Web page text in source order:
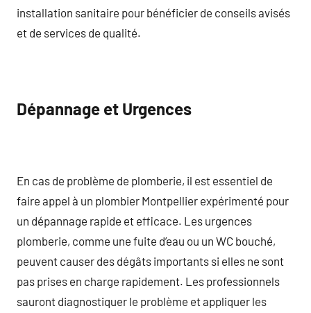
installation sanitaire pour bénéficier de conseils avisés
et de services de qualité.
Dépannage et Urgences
En cas de problème de plomberie, il est essentiel de
faire appel à un plombier Montpellier expérimenté pour
un dépannage rapide et efficace. Les urgences
plomberie, comme une fuite d’eau ou un WC bouché,
peuvent causer des dégâts importants si elles ne sont
pas prises en charge rapidement. Les professionnels
sauront diagnostiquer le problème et appliquer les